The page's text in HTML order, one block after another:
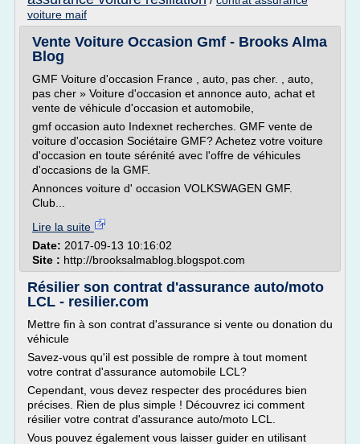
voiture maif
Vente Voiture Occasion Gmf - Brooks Alma
Blog
GMF Voiture d'occasion France , auto, pas cher. , auto,
pas cher » Voiture d'occasion et annonce auto, achat et
vente de véhicule d'occasion et automobile,
gmf occasion auto Indexnet recherches. GMF vente de
voiture d'occasion Sociétaire GMF? Achetez votre voiture
d'occasion en toute sérénité avec l'offre de véhicules
d'occasions de la GMF.
Annonces voiture d' occasion VOLKSWAGEN GMF.
Club...
Lire la suite
Date: 2017-09-13 10:16:02
Site : http://brooksalmablog.blogspot.com
Résilier son contrat d'assurance auto/moto
LCL - resilier.com
Mettre fin à son contrat d'assurance si vente ou donation du
véhicule
Savez-vous qu'il est possible de rompre à tout moment
votre contrat d'assurance automobile LCL?
Cependant, vous devez respecter des procédures bien
précises. Rien de plus simple ! Découvrez ici comment
résilier votre contrat d'assurance auto/moto LCL.
Vous pouvez également vous laisser guider en utilisant